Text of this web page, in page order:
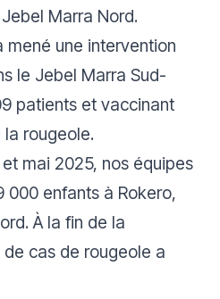
Marra Nord.
mené une intervention
le Jebel Marra Sud-
patients et vaccinant
rougeole.
mai 2025, nos équipes
000 enfants à Rokero,
À la fin de la
cas de rougeole a